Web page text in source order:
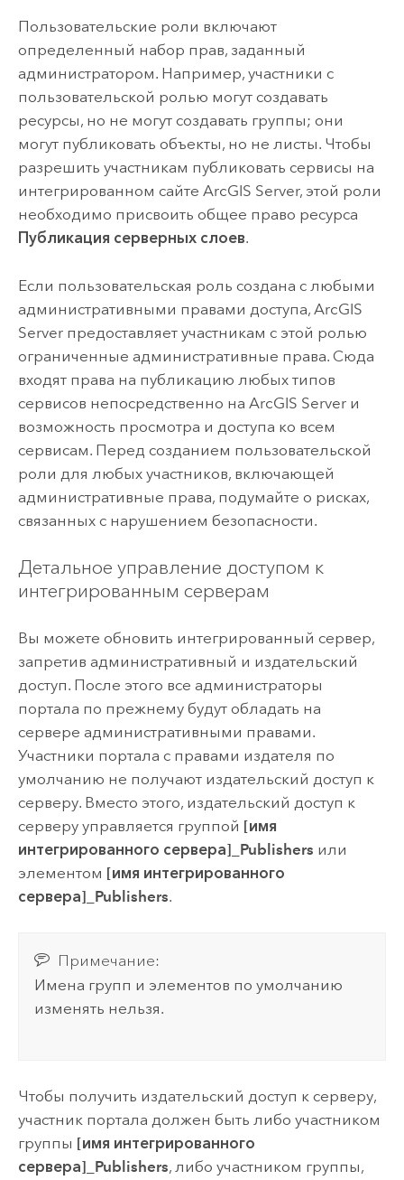
Пользовательские роли включают
определенный набор прав, заданный
администратором. Например, участники с
пользовательской ролью могут создавать
ресурсы, но не могут создавать группы; они
могут публиковать объекты, но не листы. Чтобы
разрешить участникам публиковать сервисы на
интегрированном сайте ArcGIS Server, этой роли
необходимо присвоить общее право ресурса
Публикация серверных слоев.
Если пользовательская роль создана с любыми
административными правами доступа, ArcGIS
Serverпредоставляет участникам с этой ролью
ограниченные административные права. Сюда
входят права на публикацию любых типов
сервисов непосредственно на ArcGIS Serverи
возможность просмотра и доступа ко всем
сервисам. Перед созданием пользовательской
роли для любых участников, включающей
административные права, подумайте о рисках,
связанных с нарушением безопасности.
Детальное управление доступом к
интегрированным серверам
Вы можете обновить интегрированный сервер,
запретив административный и издательский
доступ. После этого все администраторы
портала по прежнему будут обладать на
сервере административными правами.
Участники портала с правами издателя по
умолчанию не получают издательский доступ к
серверу. Вместо этого, издательский доступ к
серверу управляется группой [имя
интегрированного сервера]_Publishers или
элементом [имя интегрированного
сервера]_Publishers.
Примечание:
Имена групп и элементов по умолчанию
изменять нельзя.
Чтобы получить издательский доступ к серверу,
участник портала должен быть либо участником
группы [имя интегрированного
сервера]_Publishers, либо участником группы,